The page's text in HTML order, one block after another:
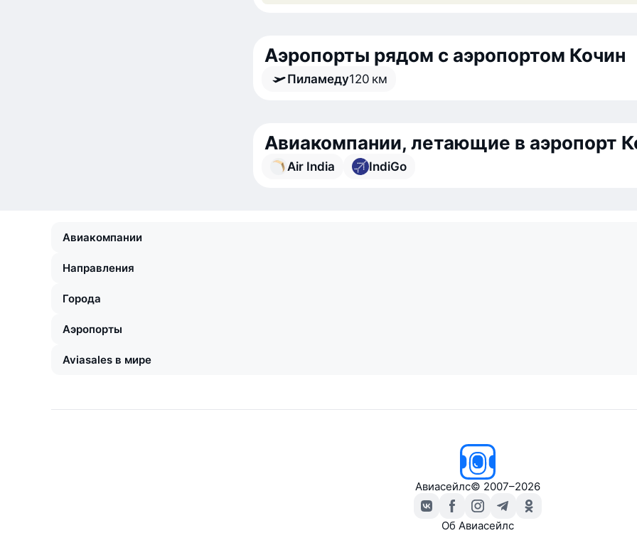
Аэропорты рядом с аэропортом Кочин
Пиламеду120 км
Авиакомпании, летающие в аэропорт
Air India IndiGo
Авиакомпании
Направления
Города
Аэропорты
Aviasales в мире
Авиасейлс© 2007–2026
Об Авиасейлс